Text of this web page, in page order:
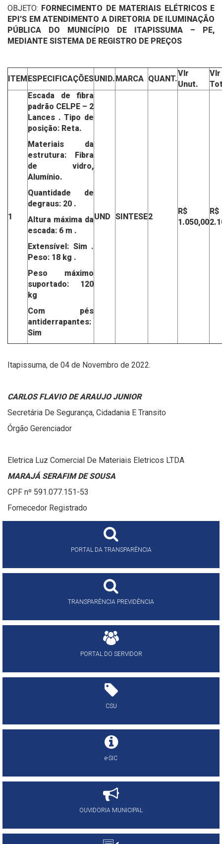
OBJETO: FORNECIMENTO DE MATERIAIS ELÉTRICOS E
EPI’S EM ATENDIMENTO A DIRETORIA DE ILUMINAÇÃO
PÚBLICA DO MUNICÍPIO DE ITAPISSUMA – PE,
MEDIANTE SISTEMA DE REGISTRO DE PREÇOS
ITEMESPECIFICAÇÕESUNID.MARCA QUANT.
Vlr
Unut.
Vlr
1
Escada de fibra
padrão CELPE – 2
Lances . Tipo de
posição: Reta.
Materiais da
estrutura: Fibra
de vidro,
Alumínio.
Quantidade de
degraus: 20 .
Altura máxima da
escada: 6 m .
Extensível: Sim .
Peso: 18 kg .
Peso máximo
suportado: 120
kg
Com pés
antiderrapantes:
Sim
UND SINTESE2
R$
1.050,00
R$
Itapissuma, de 04 de Novembro de 2022.
CARLOS FLAVIO DE ARAUJO JUNIOR
Secretária De Segurança, Cidadania E Transito
Órgão Gerenciador
Eletrica Luz Comercial De Materiais Eletricos LTDA
MARAJÁ SERAFIM DE SOUSA
CPF nº 591.077.151-53
Fornecedor Registrado
PORTAL DA TRANSPARÊNCIA
TRANSPARÊNCIA PREVIDÊNCIA
PORTAL DO SERVIDOR
CSU
e-SIC
OUVIDORIA MUNICIPAL